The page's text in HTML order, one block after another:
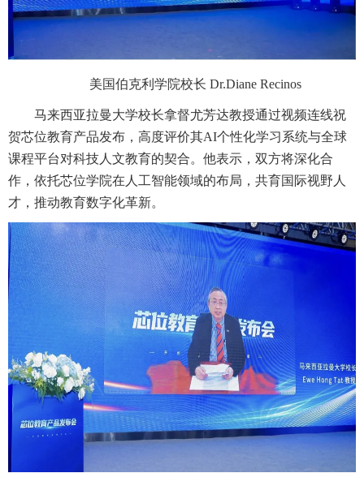
美国伯克利学院校长 Dr.Diane Recinos
马来西亚拉曼大学校长拿督尤芳达教授通过视频连线祝
贺芯位教育产品发布，高度评价其AI个性化学习系统与全球
课程平台对科技人文教育的契合。他表示，双方将深化合
作，依托芯位学院在人工智能领域的布局，共育国际视野人
才，推动教育数字化革新。